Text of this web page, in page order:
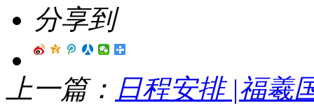
分享到
上一篇： 日程安排 |福羲